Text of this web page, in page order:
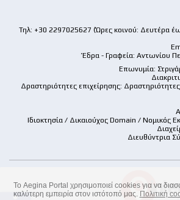
Το Aegina Portal χρησιμοποιεί cookies για να
καλύτερη εμπειρία στον ιστότοπό μας. Πολιτική
Τηλ: +30 2297025627 (Ώρες κοινού: Δευτέρα
Έδρα - Γραφεία: Αντωνίου
Επωνυμία:
Δραστηριότητες επιχείρησης:
Ιδιοκτησία / Δικαιούχος Domain /
Διευθύντρια